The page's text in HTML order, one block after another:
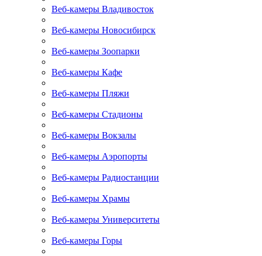
Веб-камеры Владивосток
Веб-камеры Новосибирск
Веб-камеры Зоопарки
Веб-камеры Кафе
Веб-камеры Пляжи
Веб-камеры Стадионы
Веб-камеры Вокзалы
Веб-камеры Аэропорты
Веб-камеры Радиостанции
Веб-камеры Храмы
Веб-камеры Университеты
Веб-камеры Горы